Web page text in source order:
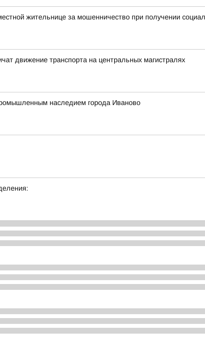
жительнице за мошенничество при получении
движение транспорта на центральных магистралях
наследием города Иваново